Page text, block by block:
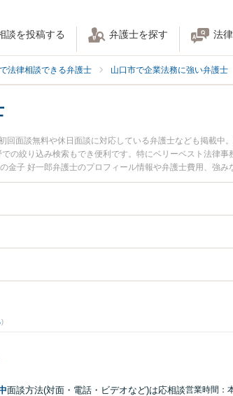
談を投稿する 弁護士を探す 法
法律相談できる弁護士 山口市で企業法務に強い弁護士
面談無料や休日面談に対応している弁護士なども掲載中
の絞り込み検索もでき便利です。特にベリーベスト法律
金子 好一郎弁護士のプロフィール情報や弁護士費用、強
祥事対応のトラブル解決の実績豊富な近くの弁護士を検
におすすめです。
)
面談方法(対面・電話・ビデオなど)は応相談営業時間：